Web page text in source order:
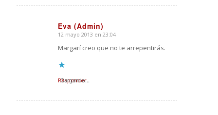
Eva (Admin)
Dice:
12 mayo 2013 en 23:04
Margarí creo que no te arrepentirás.
Cargando...
Responder